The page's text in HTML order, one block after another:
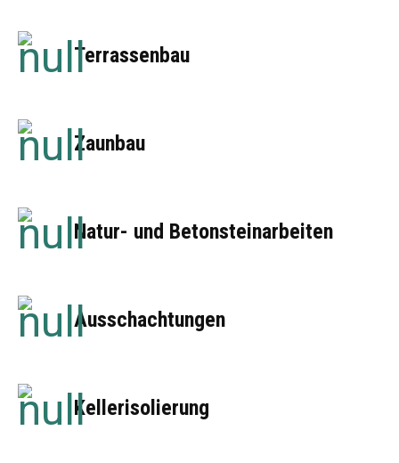
Terrassenbau
Zaunbau
Natur- und Betonsteinarbeiten
Ausschachtungen
Kellerisolierung